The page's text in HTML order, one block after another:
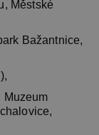
Městské
Bažantnice,
Muzeum